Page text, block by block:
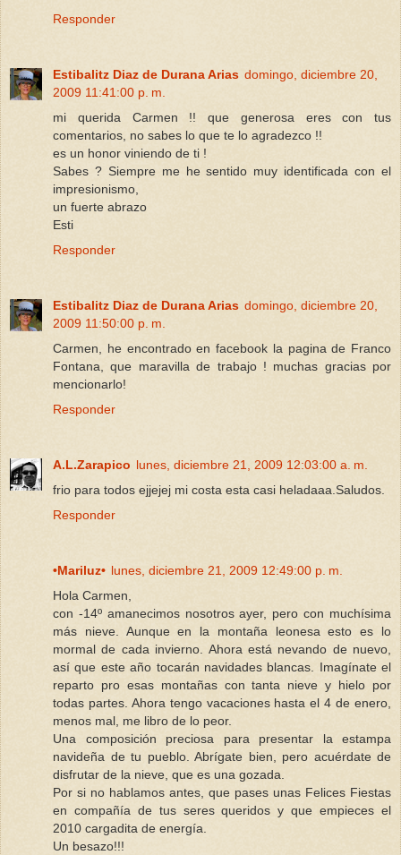
Responder
Estibalitz Diaz de Durana Arias domingo, diciembre 20,
2009 11:41:00 p. m.
mi querida Carmen !! que generosa eres con tus
comentarios, no sabes lo que te lo agradezco !!
es un honor viniendo de ti !
Sabes ? Siempre me he sentido muy identificada con el
impresionismo,
un fuerte abrazo
Esti
Responder
Estibalitz Diaz de Durana Arias domingo, diciembre 20,
2009 11:50:00 p. m.
Carmen, he encontrado en facebook la pagina de Franco
Fontana, que maravilla de trabajo ! muchas gracias por
mencionarlo!
Responder
A.L.Zarapico lunes, diciembre 21, 2009 12:03:00 a. m.
frio para todos ejjejej mi costa esta casi heladaaa.Saludos.
Responder
•Mariluz• lunes, diciembre 21, 2009 12:49:00 p. m.
Hola Carmen,
con -14º amanecimos nosotros ayer, pero con muchísima
más nieve. Aunque en la montaña leonesa esto es lo
mormal de cada invierno. Ahora está nevando de nuevo,
así que este año tocarán navidades blancas. Imagínate el
reparto pro esas montañas con tanta nieve y hielo por
todas partes. Ahora tengo vacaciones hasta el 4 de enero,
menos mal, me libro de lo peor.
Una composición preciosa para presentar la estampa
navideña de tu pueblo. Abrígate bien, pero acuérdate de
disfrutar de la nieve, que es una gozada.
Por si no hablamos antes, que pases unas Felices Fiestas
en compañía de tus seres queridos y que empieces el
2010 cargadita de energía.
Un besazo!!!